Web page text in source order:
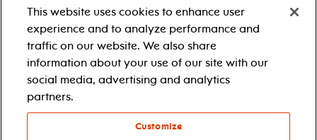
escolar
residencias en escuelas
desarrollo profesional
recursos para docentes
comuníquese con el
equipo educativo
This website uses cookies to enhance user
experience and to analyze performance and
traffic on our website. We also share
information about your use of our site with our
social media, advertising and analytics
partners.
Customize